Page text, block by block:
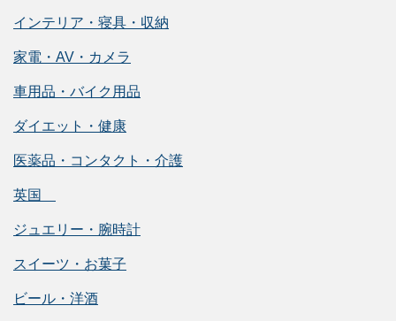
インテリア・寝具・収納
家電・AV・カメラ
車用品・バイク用品
ダイエット・健康
医薬品・コンタクト・介護
英国
ジュエリー・腕時計
スイーツ・お菓子
ビール・洋酒